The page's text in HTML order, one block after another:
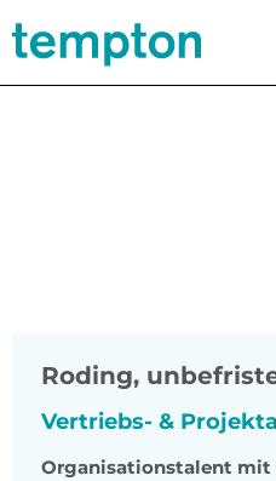
Roding,
Vertriebs- &
Organisationstalent mit